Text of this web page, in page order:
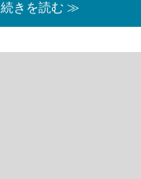
続きを読む ≫